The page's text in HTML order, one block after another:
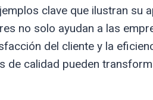
clave que ilustran su
no solo ayudan a las
del cliente y la
de calidad pueden